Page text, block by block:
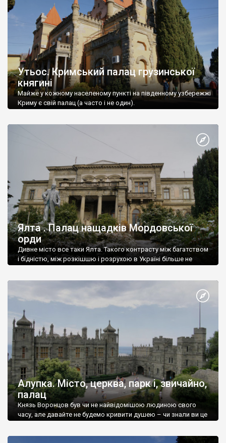
Утьос. Кримський палац грузинської
княгині
Майже у кожному населеному пункті на південному узбережжі
Криму є свій палац (а часто і не один).
Ялта . Палац нащадків Мордовської
орди
Дивне місто все таки Ялта. Такого контрасту між багатством
і бідністю, між розкішшю і розрухою в Україні більше не
Алупка. Місто, церква, парк і, звичайно,
палац
Князь Воронцов був чи не найвідомішою людиною свого
часу, але давайте не будемо кривити душею – чи знали ви це